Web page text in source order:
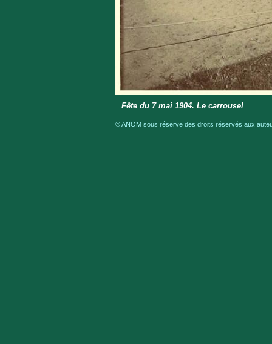
Fête du 7 mai 1904. Le carrousel
© ANOM sous réserve des droits réservés aux